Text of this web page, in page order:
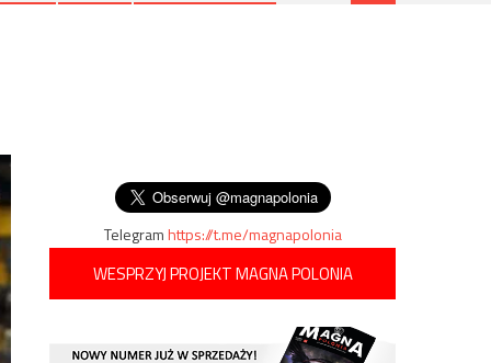
Telegramhttps://t.me/magnapolonia
WESPRZYJ PROJEKT MAGNA POLONIA